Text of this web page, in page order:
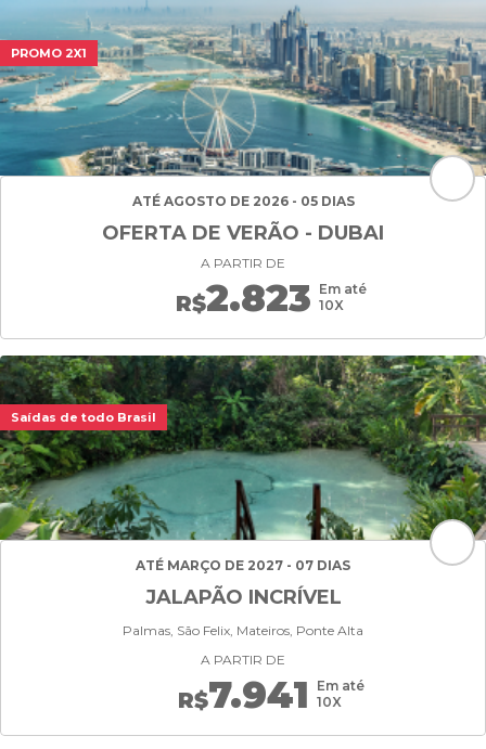
PROMO 2X1
ATÉ AGOSTO DE 2026 - 05 DIAS
OFERTA DE VERÃO - DUBAI
A PARTIR DE
R$2.823 Em até
10X
Saídas de todo Brasil
ATÉ MARÇO DE 2027 - 07 DIAS
JALAPÃO INCRÍVEL
Palmas, São Felix, Mateiros, Ponte Alta
A PARTIR DE
R$7.941
Em até
10X